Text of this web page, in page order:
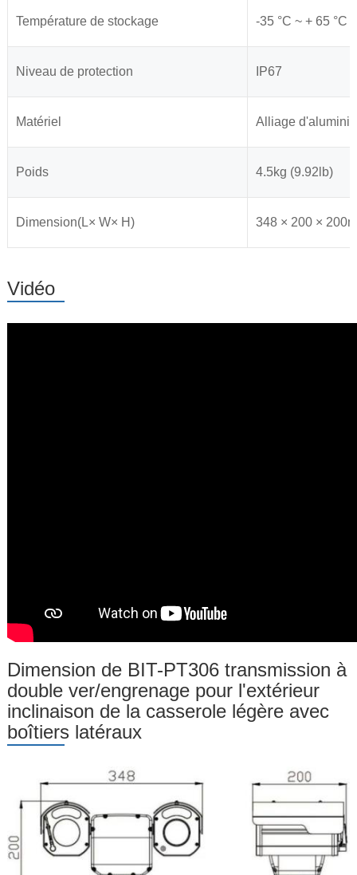
Température de stockage -35 °C ~ + 65 °C
Niveau de protection IP67
Matériel Alliage
Poids 4.5kg (9.92lb)
Dimension(L× W× H) 348 × 200 ×
Vidéo
Dimension de BIT-PT306 transmission à
double ver/engrenage pour l'extérieur
inclinaison de la casserole légère avec
boîtiers latéraux